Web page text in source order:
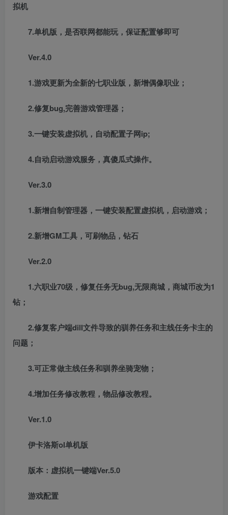
拟机
7.单机版，是否联网都能玩，保证配置够即可
Ver.4.0
1.游戏更新为全新的七职业版，新增偶像职业；
2.修复bug,完善游戏管理器；
3.一键安装虚拟机，自动配置子网ip;
4.自动启动游戏服务，真傻瓜式操作。
Ver.3.0
1.新增自制管理器，一键安装配置虚拟机，启动游戏；
2.新增GM工具，可刷物品，钻石
Ver.2.0
1.六职业70级，修复任务无bug,无限商城，商城币改为1
钻；
2.修复客户端dill文件导致的驯养任务和主线任务卡主的
问题；
3.可正常做主线任务和驯养坐骑宠物；
4.增加任务修改教程，物品修改教程。
Ver.1.0
伊卡洛斯ol单机版
版本：虚拟机一键端Ver.5.0
游戏配置